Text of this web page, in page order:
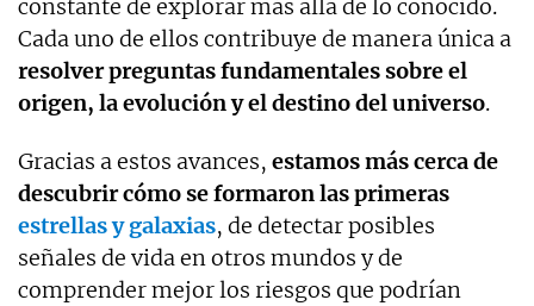
constante de explorar más allá de lo conocido.
Cada uno de ellos contribuye de manera única a
resolver preguntas fundamentales sobre el
origen, la evolución y el destino del universo.
Gracias a estos avances, estamos más cerca de
descubrir cómo se formaron las primeras
estrellas y galaxias, de detectar posibles
señales de vida en otros mundos y de
comprender mejor los riesgos que podrían